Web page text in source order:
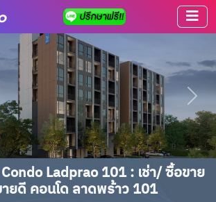
Ladprao 101 : เช่า/ ซื้อขาย
ยดี คอนโด ลาดพร้าว 101